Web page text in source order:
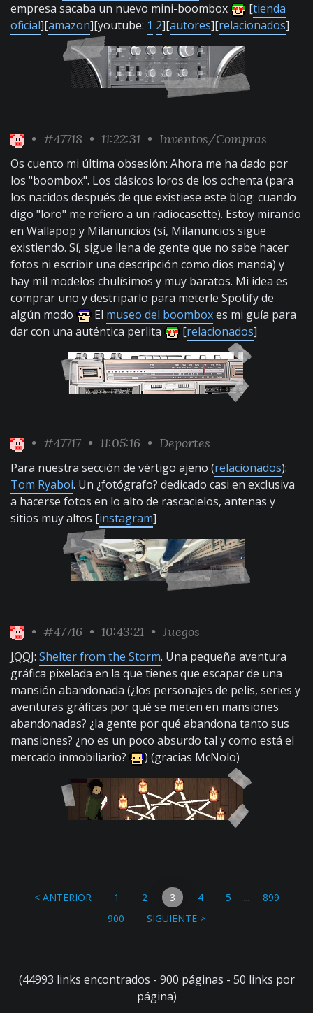
empresa sacaba un nuevo mini-boombox
[tienda
oficial][amazon][youtube: 1 2][autores][relacionados]
• #47718 • 11:22:31 • Inventos/Compras
Os cuento mi última obsesión: Ahora me ha dado por
los "boombox". Los clásicos loros de los ochenta (para
los nacidos después de que existiese este blog: cuando
digo "loro" me refiero a un radiocasette). Estoy mirando
en Wallapop y Milanuncios (sí, Milanuncios sigue
existiendo. Sí, sigue llena de gente que no sabe hacer
fotos ni escribir una descripción como dios manda) y
hay mil modelos chulísimos y muy baratos. Mi idea es
comprar uno y destriparlo para meterle Spotify de
algún modo
El museo del boomboxes mi guía para
dar con una auténtica perlita
[relacionados]
• #47717 • 11:05:16 • Deportes
Para nuestra sección de vértigo ajeno (relacionados):
Tom Ryaboi. Un ¿fotógrafo? dedicado casi en exclusiva
a hacerse fotos en lo alto de rascacielos, antenas y
sitios muy altos [instagram]
• #47716 • 10:43:21 • Juegos
JQQJ: Shelter from the Storm. Una pequeña aventura
gráfica pixelada en la que tienes que escapar de una
mansión abandonada (¿los personajes de pelis, series y
aventuras gráficas por qué se meten en mansiones
abandonadas? ¿la gente por qué abandona tanto sus
mansiones? ¿no es un poco absurdo tal y como está el
mercado inmobiliario?
) (gracias McNolo)
< ANTERIOR 1 2 3 4 5 ...
899
900
SIGUIENTE >
(44993 links encontrados - 900 páginas - 50 links por
página)